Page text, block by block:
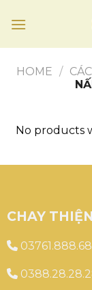
HOME /
No products
CHAY
03761.888.68